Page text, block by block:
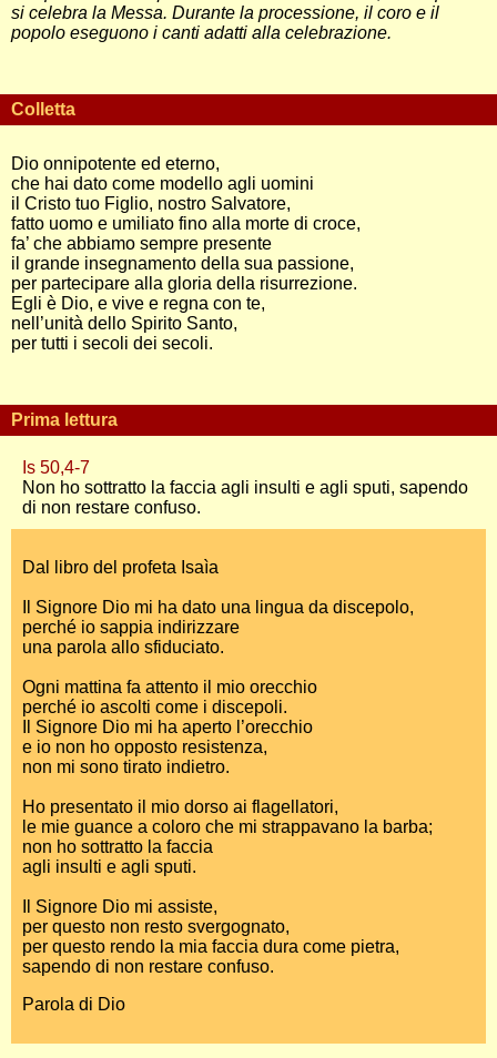
si celebra la Messa. Durante la processione, il coro e il
popolo eseguono i canti adatti alla celebrazione.
Colletta
Dio onnipotente ed eterno,
che hai dato come modello agli uomini
il Cristo tuo Figlio, nostro Salvatore,
fatto uomo e umiliato fino alla morte di croce,
fa’ che abbiamo sempre presente
il grande insegnamento della sua passione,
per partecipare alla gloria della risurrezione.
Egli è Dio, e vive e regna con te,
nell’unità dello Spirito Santo,
per tutti i secoli dei secoli.
Prima lettura
Is 50,4-7
Non ho sottratto la faccia agli insulti e agli sputi, sapendo
di non restare confuso.
Dal libro del profeta Isaìa
Il Signore Dio mi ha dato una lingua da discepolo,
perché io sappia indirizzare
una parola allo sfiduciato.
Ogni mattina fa attento il mio orecchio
perché io ascolti come i discepoli.
Il Signore Dio mi ha aperto l’orecchio
e io non ho opposto resistenza,
non mi sono tirato indietro.
Ho presentato il mio dorso ai flagellatori,
le mie guance a coloro che mi strappavano la barba;
non ho sottratto la faccia
agli insulti e agli sputi.
Il Signore Dio mi assiste,
per questo non resto svergognato,
per questo rendo la mia faccia dura come pietra,
sapendo di non restare confuso.
Parola di Dio